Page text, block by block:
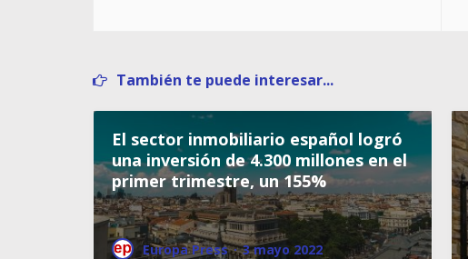
También te puede interesar...
El sector inmobiliario español logró
una inversión de 4.300 millones en el
primer trimestre, un 155%
Europa Press · 3 mayo 2022